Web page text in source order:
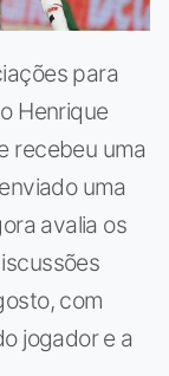
para
Henrique
recebeu uma
uma
avalia os
com
jogador e a